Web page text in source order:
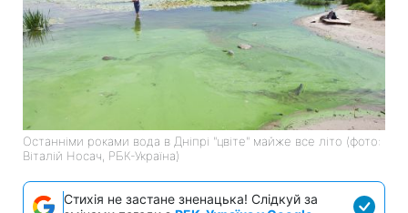
Останніми роками вода в Дніпрі "цвіте" майже все літо (фото:
Віталій Носач, РБК-Україна)
Стихія не застане зненацька! Слідкуй за